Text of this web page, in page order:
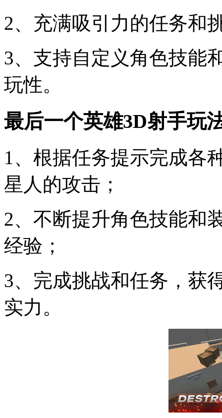
2、充满吸引力的任务和
3、支持自定义角色技能
玩性。
最后一个英雄3D射手玩
1、根据任务提示完成各
星人的攻击；
2、不断提升角色技能和
经验；
3、完成挑战和任务，获
实力。